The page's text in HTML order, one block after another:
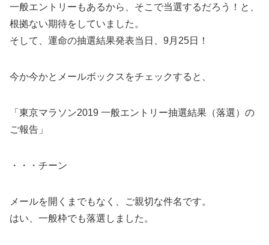
一般エントリーもあるから、そこで当選するだろう！と、
根拠ない期待をしていました。
そして、運命の抽選結果発表当日、9月25日！
今か今かとメールボックスをチェックすると、
「東京マラソン2019 一般エントリー抽選結果（落選）の
ご報告」
・・・チーン
メールを開くまでもなく、ご親切な件名です。
はい、一般枠でも落選しました。